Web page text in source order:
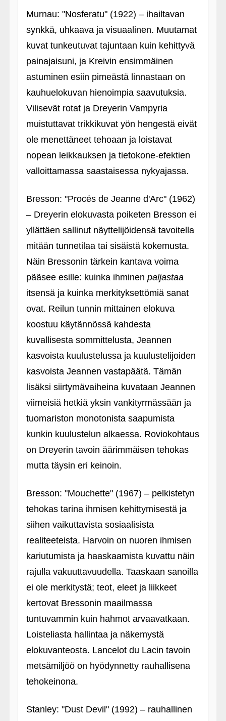
Murnau: "Nosferatu" (1922) – ihailtavan
synkkä, uhkaava ja visuaalinen. Muutamat
kuvat tunkeutuvat tajuntaan kuin kehittyvä
painajaisuni, ja Kreivin ensimmäinen
astuminen esiin pimeästä linnastaan on
kauhuelokuvan hienoimpia saavutuksia.
Vilisevät rotat ja Dreyerin Vampyria
muistuttavat trikkikuvat yön hengestä eivät
ole menettäneet tehoaan ja loistavat
nopean leikkauksen ja tietokone-efektien
valloittamassa saastaisessa nykyajassa.
Bresson: "Procés de Jeanne d'Arc" (1962)
– Dreyerin elokuvasta poiketen Bresson ei
yllättäen sallinut näyttelijöidensä tavoitella
mitään tunnetilaa tai sisäistä kokemusta.
Näin Bressonin tärkein kantava voima
pääsee esille: kuinka ihminen paljastaa
itsensä ja kuinka merkityksettömiä sanat
ovat. Reilun tunnin mittainen elokuva
koostuu käytännössä kahdesta
kuvallisesta sommittelusta, Jeannen
kasvoista kuulustelussa ja kuulustelijoiden
kasvoista Jeannen vastapäätä. Tämän
lisäksi siirtymävaiheina kuvataan Jeannen
viimeisiä hetkiä yksin vankityrmässään ja
tuomariston monotonista saapumista
kunkin kuulustelun alkaessa. Roviokohtaus
on Dreyerin tavoin äärimmäisen tehokas
mutta täysin eri keinoin.
Bresson: "Mouchette" (1967) – pelkistetyn
tehokas tarina ihmisen kehittymisestä ja
siihen vaikuttavista sosiaalisista
realiteeteista. Harvoin on nuoren ihmisen
kariutumista ja haaskaamista kuvattu näin
rajulla vakuuttavuudella. Taaskaan sanoilla
ei ole merkitystä; teot, eleet ja liikkeet
kertovat Bressonin maailmassa
tuntuvammin kuin hahmot arvaavatkaan.
Loisteliasta hallintaa ja näkemystä
elokuvanteosta. Lancelot du Lacin tavoin
metsämiljöö on hyödynnetty rauhallisena
tehokeinona.
Stanley: "Dust Devil" (1992) – rauhallinen